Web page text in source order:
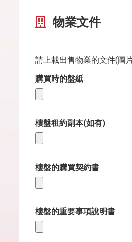
物業文件
請上載出售物業的文件(圖
購買時的盤紙
樓盤租約副本(如有)
樓盤的購買契約書
樓盤的重要事項說明書